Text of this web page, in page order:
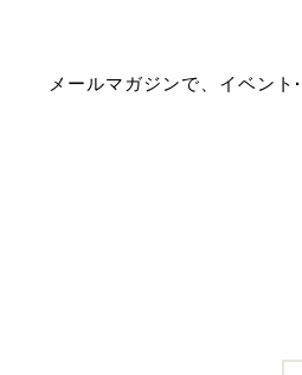
メールマガジンで、イベント ·